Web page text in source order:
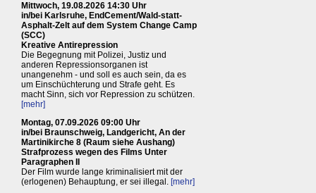
Mittwoch, 19.08.2026 14:30 Uhr
in/bei Karlsruhe, EndCement/Wald-statt-
Asphalt-Zelt auf dem System Change Camp
(SCC)
Kreative Antirepression
Die Begegnung mit Polizei, Justiz und
anderen Repressionsorganen ist
unangenehm - und soll es auch sein, da es
um Einschüchterung und Strafe geht. Es
macht Sinn, sich vor Repression zu schützen.
[mehr]
Montag, 07.09.2026 09:00 Uhr
in/bei Braunschweig, Landgericht, An der
Martinikirche 8 (Raum siehe Aushang)
Strafprozess wegen des Films Unter
Paragraphen II
Der Film wurde lange kriminalisiert mit der
(erlogenen) Behauptung, er sei illegal. [mehr]